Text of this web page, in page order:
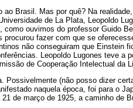
ao Brasil. Mas por quê? Na
de La Plata, Leopoldo
como ouvimos do professor Guido
procurou fazer com que se
não conseguiram que Einstein
Leopoldo Lugones teve a
de Cooperação Intelectual da
Possivelmente (não posso dizer
naquela época, foi para o
de março de 1925, a caminho de